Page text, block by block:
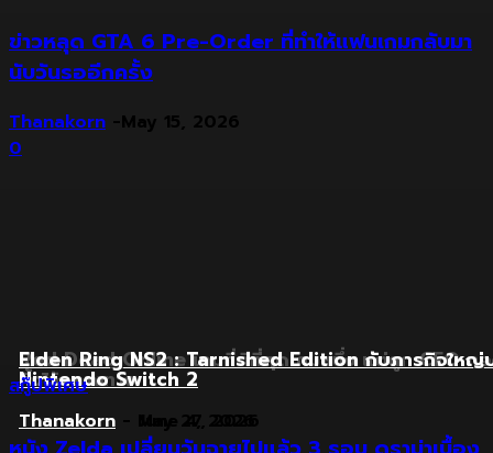
Red Dead Online เกมที่ดีที่สุดเกมหนึ่ง แต่ถูก CEO ท
ทิ้งไว้กลางทาง
Thanakorn
Elden Ring NS2 : Tarnished Edition กับภารกิจใหญ่
Nintendo Switch 2
Thanakorn
ข่าวหลุด GTA 6 Pre-Order ที่ทำให้แฟนเกมกลับมา
นับวันรออีกครั้ง
Thanakorn -May 15, 2026
0
สกู๊ปพิเศษ